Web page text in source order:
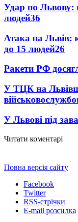
Удар по Львову:
людей36
Атака на Львів:
до 15 людей26
Ракети РФ
У ТЦК на
У Львові під
Читати коментарі
Повна версія сайту
Facebook
Twitter
RSS-стрічки
E-mail розсилка